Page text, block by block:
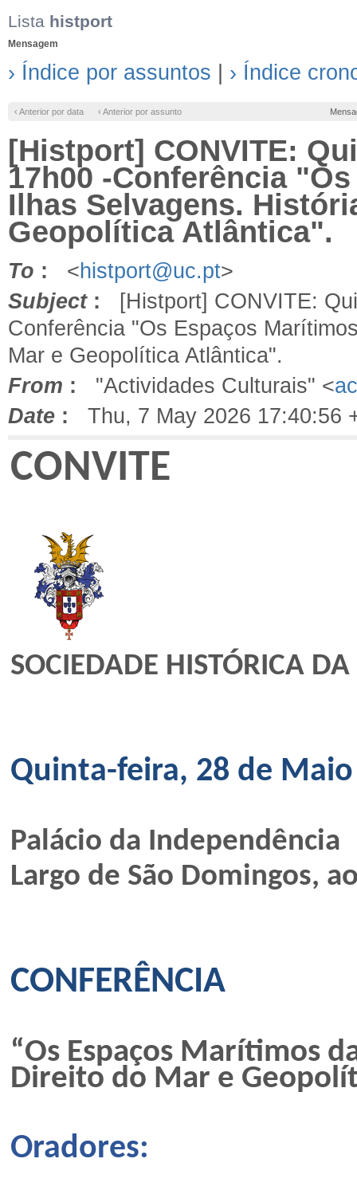
Lista histport
Mensagem
› Índice por assuntos › Índice
‹ Anterior por data ‹ Anterior por assunto
[Histport] CONVITE:
17h00 -Conferência
Ilhas Selvagens.
Geopolítica Atlântica".
To : <histport@uc.pt>
Subject: [Histport] CONVITE:
Conferência "Os Espaços
Mar e Geopolítica Atlântica".
From : "Actividades Culturais" <
Date : Thu, 7 May 2026 17:40:56
CONVITE
SOCIEDADE HISTÓRICA
Quinta-feira, 28 de
Palácio da Independência
Largo de São Domingos,
CONFERÊNCIA
“Os Espaços Marítimos
Direito do Mar e
Oradores: